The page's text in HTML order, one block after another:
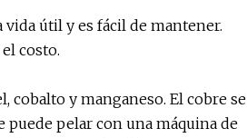
vida útil y es fácil de mantener.
costo.
cobalto y manganeso. El cobre se
pelar con una máquina de